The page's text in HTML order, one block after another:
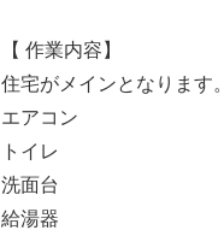
【 作業内容】
住宅がメインとなります。
エアコン
トイレ
洗面台
給湯器